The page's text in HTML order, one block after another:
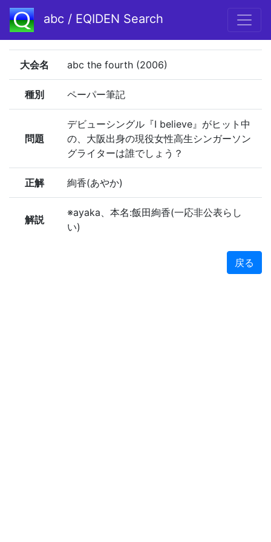
abc / EQIDEN Search
大会名 abc the fourth (2006)
種別 ペーパー筆記
問題
デビューシングル『I believe』がヒット中
の、大阪出身の現役女性高生シンガーソン
グライターは誰でしょう？
正解 絢香(あやか)
解説
※ayaka、本名:飯田絢香(一応非公表らし
い)
戻る